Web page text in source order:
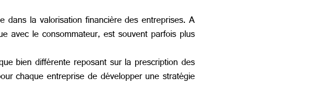
dans la valorisation financière des entreprises. A
avec le consommateur, est souvent parfois plus
bien différente reposant sur la prescription des
chaque entreprise de développer une stratégie